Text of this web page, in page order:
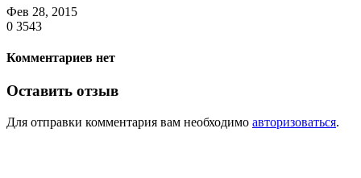
Фев 28, 2015
0 3543
Комментариев нет
Оставить отзыв
Для отправки комментария вам необходимо авторизоваться.